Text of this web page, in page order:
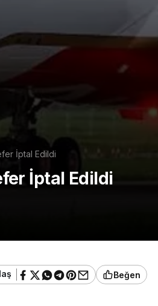
İptal Edildi
İptal Edildi
Beğen